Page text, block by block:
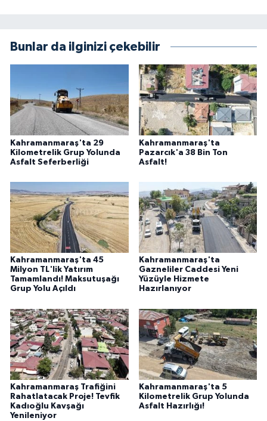
Bunlar da ilginizi çekebilir
Kahramanmaraş'ta 29
Kilometrelik Grup Yolunda
Asfalt Seferberliği
Kahramanmaraş'ta
Pazarcık'a 38 Bin Ton
Asfalt!
Kahramanmaraş'ta 45
Milyon TL'lik Yatırım
Tamamlandı! Maksutuşağı
Grup Yolu Açıldı
Kahramanmaraş'ta
Gazneliler Caddesi Yeni
Yüzüyle Hizmete
Hazırlanıyor
Kahramanmaraş Trafiğini
Rahatlatacak Proje! Tevfik
Kadıoğlu Kavşağı
Yenileniyor
Kahramanmaraş'ta 5
Kilometrelik Grup Yolunda
Asfalt Hazırlığı!
BİLİM VE TEKNOLOJİ
TANITIM
HABERDE İNSAN